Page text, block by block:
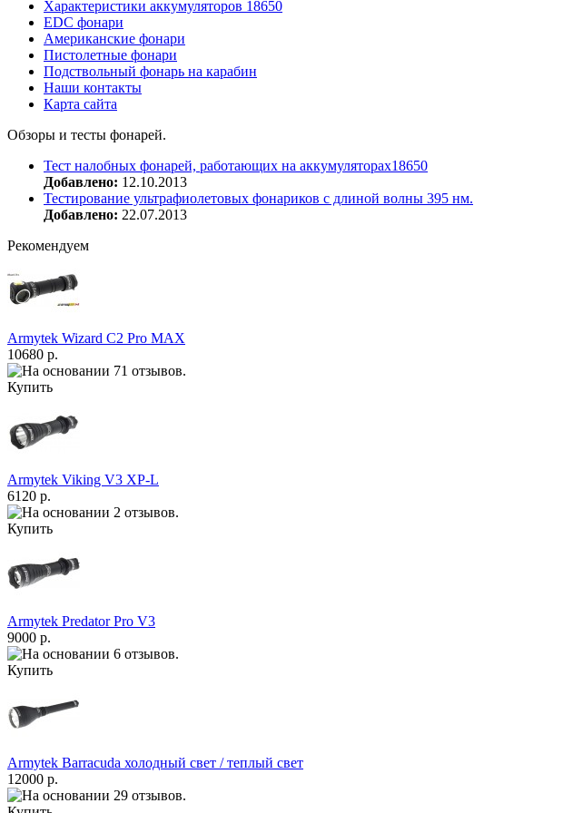
Характеристики аккумуляторов 18650
EDC фонари
Американские фонари
Пистолетные фонари
Подствольный фонарь на карабин
Наши контакты
Карта сайта
Обзоры и тесты фонарей.
Тест налобных фонарей, работающих на аккумуляторах18650
Добавлено: 12.10.2013
Тестирование ультрафиолетовых фонариков с длиной волны 395 нм.
Добавлено: 22.07.2013
Рекомендуем
Armytek Wizard С2 Pro MAX
10680 р.
Купить
Armytek Viking V3 XP-L
6120 р.
Купить
Armytek Predator Pro V3
9000 р.
Купить
Armytek Barracuda холодный свет / теплый свет
12000 р.